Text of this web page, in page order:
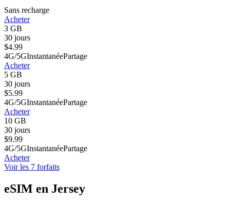
Sans recharge
Acheter
3 GB
30 jours
$4.99
4G/5GInstantanéePartage
Acheter
5 GB
30 jours
$5.99
4G/5GInstantanéePartage
Acheter
10 GB
30 jours
$9.99
4G/5GInstantanéePartage
Acheter
Voir les 7 forfaits
eSIM en Jersey